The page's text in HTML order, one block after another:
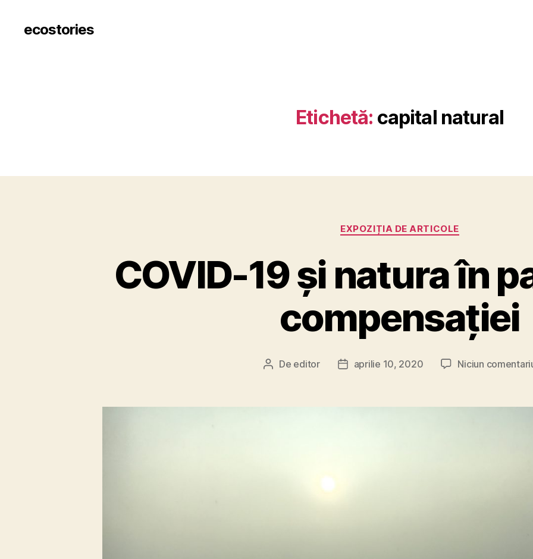
ecostories
Etichetă: capital natural
Categorii
EXPOZIȚIA DE ARTICOLE
COVID-19 și natura în
compensației
Autor
De editor
Datăaprilie 10, 2020 Niciun